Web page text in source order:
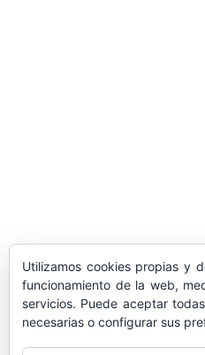
LA DELEGACIÓN
ASISTE INVITADA A
DE LAS CUATRO
Utilizamos cookies propias y
funcionamiento de la web,
servicios. Puede aceptar
necesarias o configurar sus